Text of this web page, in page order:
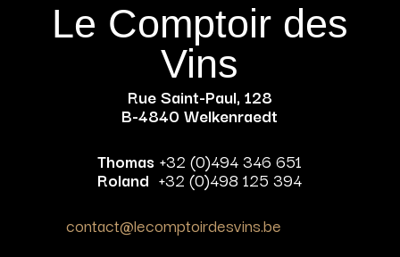
Le Comptoir des
Vins
Rue Saint-Paul, 128
B-4840 Welkenraedt
Thomas +32 (0)494 346 651
Roland +32 (0)498 125 394
contact@lecomptoirdesvins.be